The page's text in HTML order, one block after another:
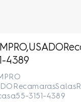
4389
3151-4389